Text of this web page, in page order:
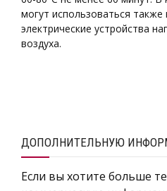
могут использоваться
электрические устройства
воздуха.
ДОПОЛНИТЕЛЬНУЮ
Если вы хотите больше